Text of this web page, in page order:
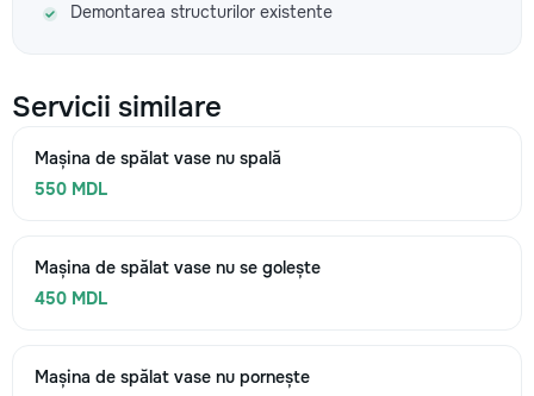
Demontarea structurilor existente
Servicii similare
Mașina de spălat vase nu spală
550 MDL
Mașina de spălat vase nu se golește
450 MDL
Mașina de spălat vase nu pornește